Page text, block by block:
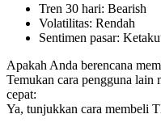
USDC Berjangka
Kontrak berjangka
Tren 30 hari: Bearish
Volatilitas: Rendah
Sentimen pasar:
Apakah Anda berencana
Temukan cara pengguna lain
cepat:
Ya, tunjukkan cara membeli